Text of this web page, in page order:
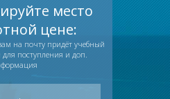
место
цене:
на почту придёт учебный
поступления и доп.